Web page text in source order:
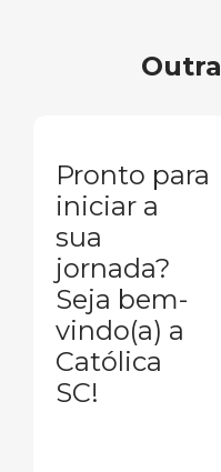
Pronto para
iniciar a
sua
jornada?
Seja bem-
vindo(a) a
Católica
SC!